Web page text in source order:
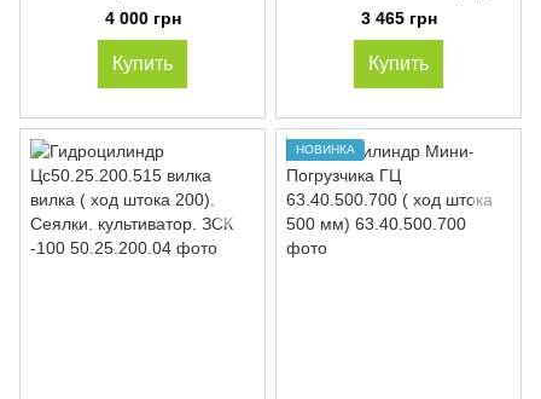
миниральных удобрений РМД
500, -1000, -3000 управление
заслонкой
4 000 грн
Купить
штока 160мм).рулевой на
мини трактора.
3 465 грн
Купить
НОВИНКА